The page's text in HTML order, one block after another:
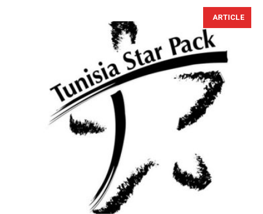
ARTICLE